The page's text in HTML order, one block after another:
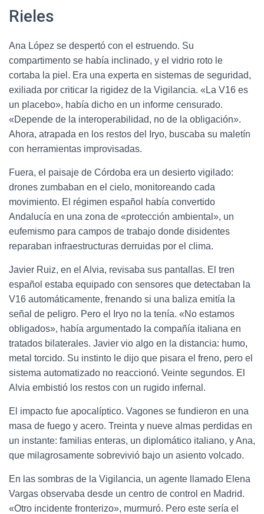
Rieles
Ana López se despertó con el estruendo. Su
compartimento se había inclinado, y el vidrio roto le
cortaba la piel. Era una experta en sistemas de seguridad,
exiliada por criticar la rigidez de la Vigilancia. «La V16 es
un placebo», había dicho en un informe censurado.
«Depende de la interoperabilidad, no de la obligación».
Ahora, atrapada en los restos del Iryo, buscaba su maletín
con herramientas improvisadas.
Fuera, el paisaje de Córdoba era un desierto vigilado:
drones zumbaban en el cielo, monitoreando cada
movimiento. El régimen español había convertido
Andalucía en una zona de «protección ambiental», un
eufemismo para campos de trabajo donde disidentes
reparaban infraestructuras derruidas por el clima.
Javier Ruiz, en el Alvia, revisaba sus pantallas. El tren
español estaba equipado con sensores que detectaban la
V16 automáticamente, frenando si una baliza emitía la
señal de peligro. Pero el Iryo no la tenía. «No estamos
obligados», había argumentado la compañía italiana en
tratados bilaterales. Javier vio algo en la distancia: humo,
metal torcido. Su instinto le dijo que pisara el freno, pero el
sistema automatizado no reaccionó. Veinte segundos. El
Alvia embistió los restos con un rugido infernal.
El impacto fue apocalíptico. Vagones se fundieron en una
masa de fuego y acero. Treinta y nueve almas perdidas en
un instante: familias enteras, un diplomático italiano, y Ana,
que milagrosamente sobrevivió bajo un asiento volcado.
En las sombras de la Vigilancia, un agente llamado Elena
Vargas observaba desde un centro de control en Madrid.
«Otro incidente fronterizo», murmuró. Pero este sería el